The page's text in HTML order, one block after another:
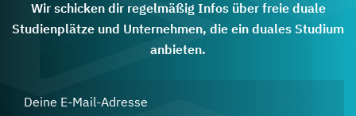
Wir schicken dir regelmäßig Infos über freie duale
Studienplätze und Unternehmen, die ein duales Studium
anbieten.
Deine E-Mail-Adresse